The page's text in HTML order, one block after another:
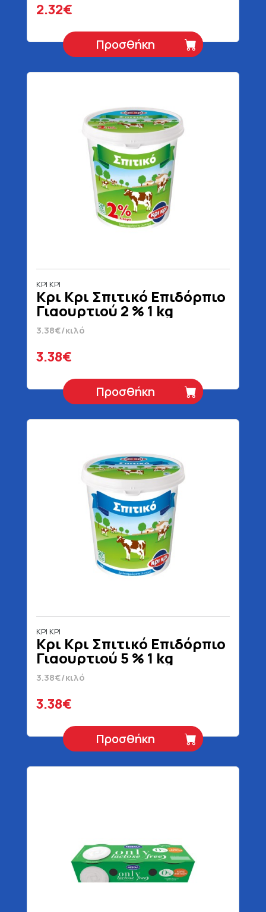
2.32€
Προσθήκη
ΚΡΙ ΚΡΙ
Κρι Κρι Σπιτικό Επιδόρπιο
Γιαουρτιού 2 % 1 kg
3.38€/κιλό
3.38€
Προσθήκη
ΚΡΙ ΚΡΙ
Κρι Κρι Σπιτικό Επιδόρπιο
Γιαουρτιού 5 % 1 kg
3.38€/κιλό
3.38€
Προσθήκη